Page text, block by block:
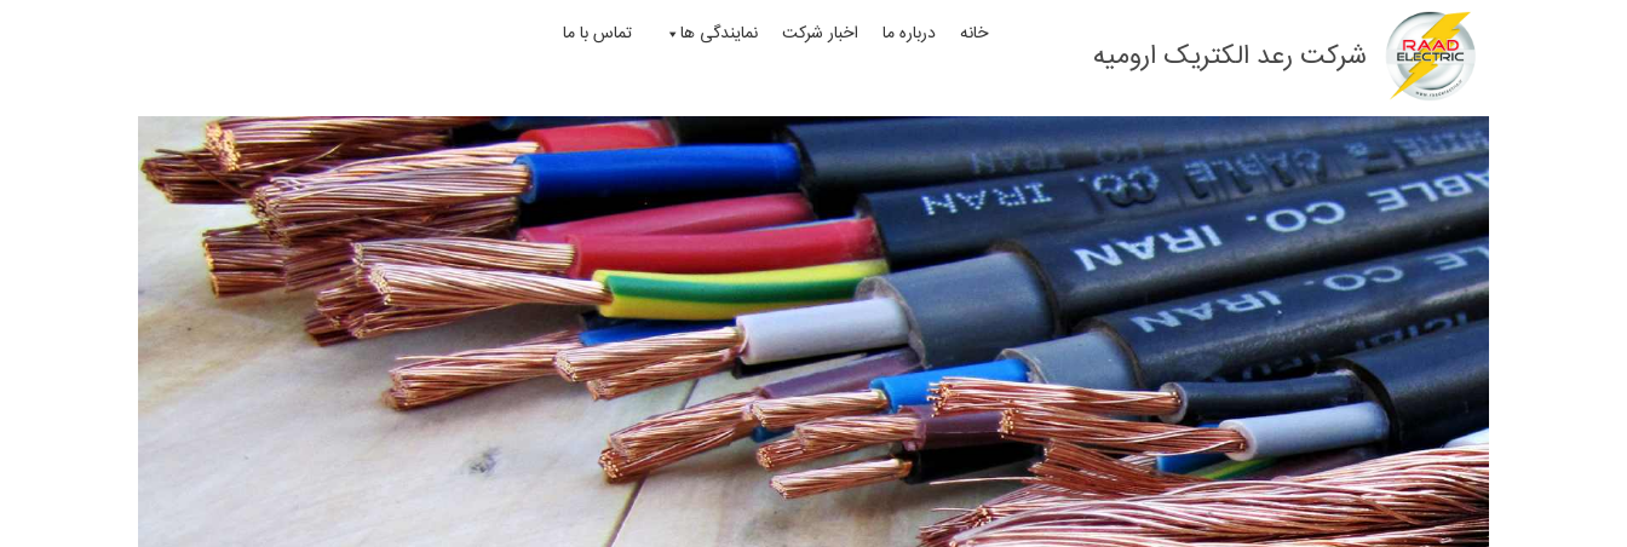
شرکت رعد الکتریک ارومیه
خانه درباره ما اخبار شرکت نمایندگی ها تماس با ما